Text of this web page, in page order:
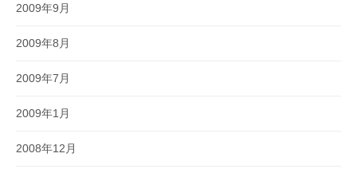
2009年9月
2009年8月
2009年7月
2009年1月
2008年12月